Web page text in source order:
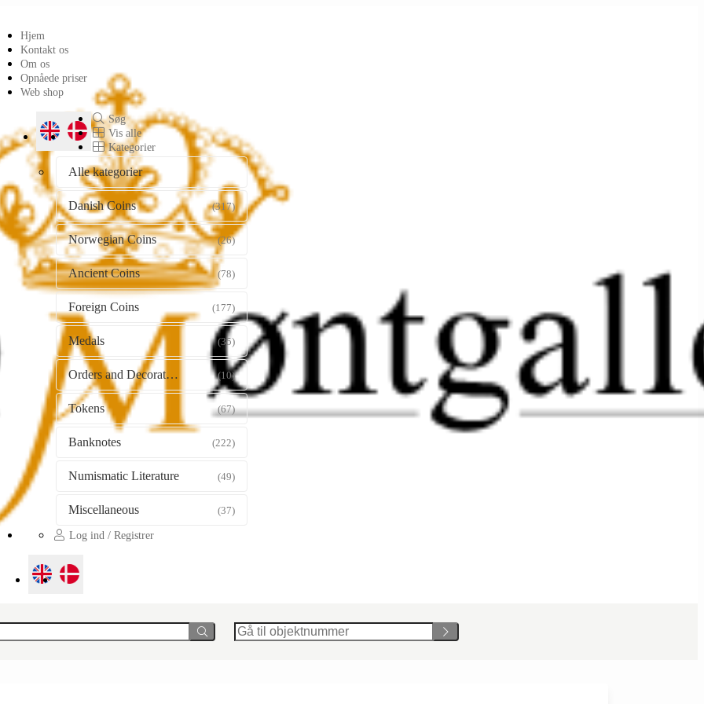
Hjem
Kontakt os
Om os
Opnåede priser
Web shop
Søg
Vis alle
Kategorier
Alle kategorier
Danish Coins (317)
Norwegian Coins (26)
Ancient Coins (78)
Foreign Coins (177)
Medals (35)
Orders and Decorations (10)
Tokens (67)
Banknotes (222)
Numismatic Literature (49)
Miscellaneous (37)
Log ind / Registrer